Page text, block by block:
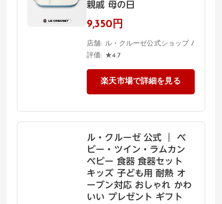
親戚 母の日
9,350円
店舗: ル・クルーゼ公式ショップ /
評価: ★4.7
楽天市場で詳細を見る
ル・クルーゼ 公式 ｜ ベ
ビー・ツイン・ラムカン
ベビー 食器 食器セット
キッズ 子ども用 耐熱 オ
ーブン対応 おしゃれ かわ
いい プレゼント ギフト